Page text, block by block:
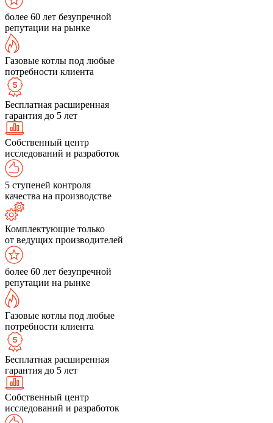
более 60 лет безупречной
репутации на рынке
Газовые котлы под любые
потребности клиента
Бесплатная расширенная
гарантия до 5 лет
Собственный центр
исследований и разработок
5 ступеней контроля
качества на производстве
Комплектующие только
от ведущих производителей
более 60 лет безупречной
репутации на рынке
Газовые котлы под любые
потребности клиента
Бесплатная расширенная
гарантия до 5 лет
Собственный центр
исследований и разработок